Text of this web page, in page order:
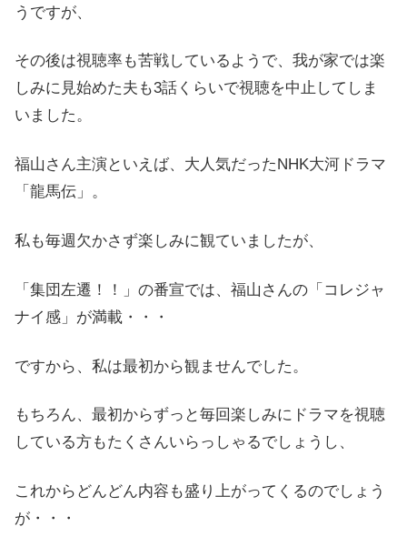
うですが、
その後は視聴率も苦戦しているようで、我が家では楽
しみに見始めた夫も3話くらいで視聴を中止してしま
いました。
福山さん主演といえば、大人気だったNHK大河ドラマ
「龍馬伝」。
私も毎週欠かさず楽しみに観ていましたが、
「集団左遷！！」の番宣では、福山さんの「コレジャ
ナイ感」が満載・・・
ですから、私は最初から観ませんでした。
もちろん、最初からずっと毎回楽しみにドラマを視聴
している方もたくさんいらっしゃるでしょうし、
これからどんどん内容も盛り上がってくるのでしょう
が・・・